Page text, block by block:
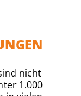
nicht
1.000